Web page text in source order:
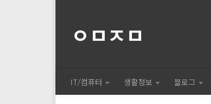
ㅇㅁㅈㅁ
IT/컴퓨터 생활정보 블로그